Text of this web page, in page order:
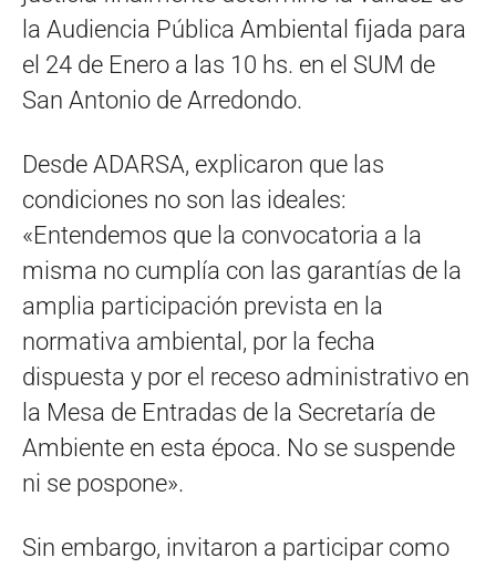
la Audiencia Pública Ambiental fijada para
el 24 de Enero a las 10 hs. en el SUM de
San Antonio de Arredondo.
Desde ADARSA, explicaron que las
condiciones no son las ideales:
«Entendemos que la convocatoria a la
misma no cumplía con las garantías de la
amplia participación prevista en la
normativa ambiental, por la fecha
dispuesta y por el receso administrativo en
la Mesa de Entradas de la Secretaría de
Ambiente en esta época. No se suspende
ni se pospone».
Sin embargo, invitaron a participar como